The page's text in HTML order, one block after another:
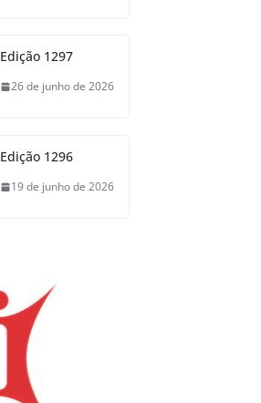
Edição 1297
26 de junho de 2026
Edição 1296
19 de junho de 2026